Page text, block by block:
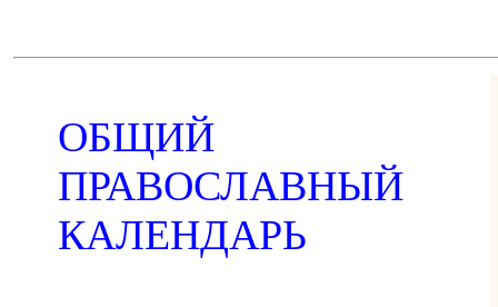
ОБЩИЙ
ПРАВОСЛАВНЫЙ
КАЛЕНДАРЬ